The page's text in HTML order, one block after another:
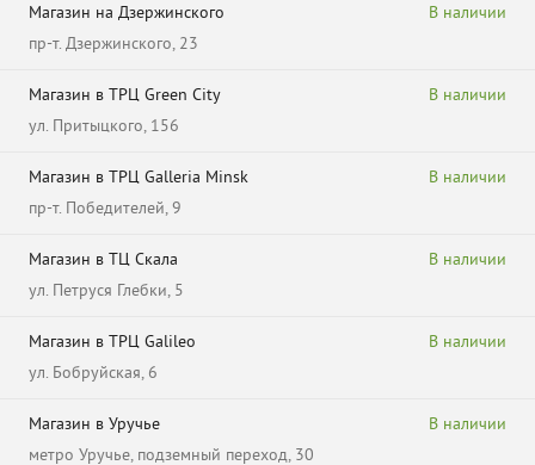
Магазин на Дзержинского
пр-т. Дзержинского, 23
В наличии
Магазин в ТРЦ Green City
ул. Притыцкого, 156
В наличии
Магазин в ТРЦ Galleria Minsk
пр-т. Победителей, 9
В наличии
Магазин в ТЦ Скала
ул. Петруся Глебки, 5
В наличии
Магазин в ТРЦ Galileo
ул. Бобруйская, 6
В наличии
Магазин в Уручье
метро Уручье, подземный переход, 30
В наличии